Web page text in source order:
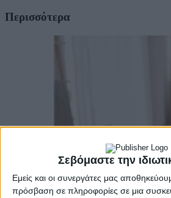
Σεβόμαστε την
Εμείς και οι συνεργάτες μας
πρόσβαση σε πληροφορίες σε μια
Περισσότερα